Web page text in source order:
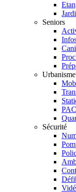
Seniors
Sécurité